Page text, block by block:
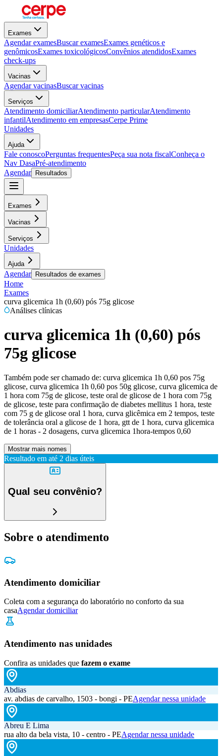
Exames
Agendar examesBuscar examesExames genéticos e
genômicosExames toxicológicosConvênios atendidosExames
check-ups
Vacinas
Agendar vacinasBuscar vacinas
Serviços
Atendimento domiciliarAtendimento particularAtendimento
infantilAtendimento em empresasCerpe Prime
Unidades
Ajuda
Fale conoscoPerguntas frequentesPeça sua nota fiscalConheça o
Nav DasaPré-atendimento
Agendar
Resultados
Exames
Vacinas
Serviços
Unidades
Ajuda
Agendar Resultados de exames
Home
Exames
curva glicemica 1h (0,60) pós 75g glicose
Análises clínicas
curva glicemica 1h (0,60) pós
75g glicose
Também pode ser chamado de: curva glicemica 1h 0,60 pos 75g
glicose, curva glicemica 1h 0,60 pos 50g glicose, curva glicemica de
1 hora com 75g de glicose, teste oral de glicose de 1 hora com 75g
de glicose, teste para confirmação de diabetes mellitus 1 hora, teste
com 75 g de glicose oral 1 hora, curva glicêmica em 2 tempos, teste
de tolerância oral a glicose de 1 hora, gtt de 1 hora, curva glicemica
de 1 horas - 2 dosagens, curva glicemica 1hora-tempos 0,60
Mostrar mais nomes
Resultado em até 2 dias úteis
Qual seu convênio?
Sobre o atendimento
Atendimento domiciliar
Coleta com a segurança do laboratório no conforto da sua
casaAgendar domiciliar
Atendimento nas unidades
Confira as unidades que fazem o exame
Abdias
av. abdias de carvalho, 1503 - bongi - PEAgendar nessa unidade
Abreu E Lima
rua alto da bela vista, 10 - centro - PEAgendar nessa unidade